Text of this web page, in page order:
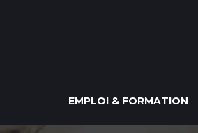
EMPLOI & FORMATION